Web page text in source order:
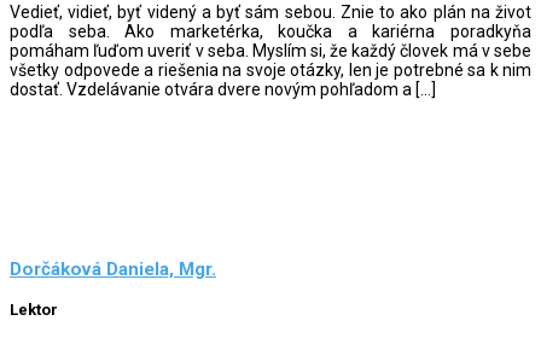
Vedieť, vidieť, byť videný a byť sám sebou. Znie to ako plán na život
podľa seba. Ako marketérka, koučka a kariérna poradkyňa
pomáham ľuďom uveriť v seba. Myslím si, že každý človek má v sebe
všetky odpovede a riešenia na svoje otázky, len je potrebné sa k nim
dostať. Vzdelávanie otvára dvere novým pohľadom a […]
Dorčáková Daniela, Mgr.
Lektor